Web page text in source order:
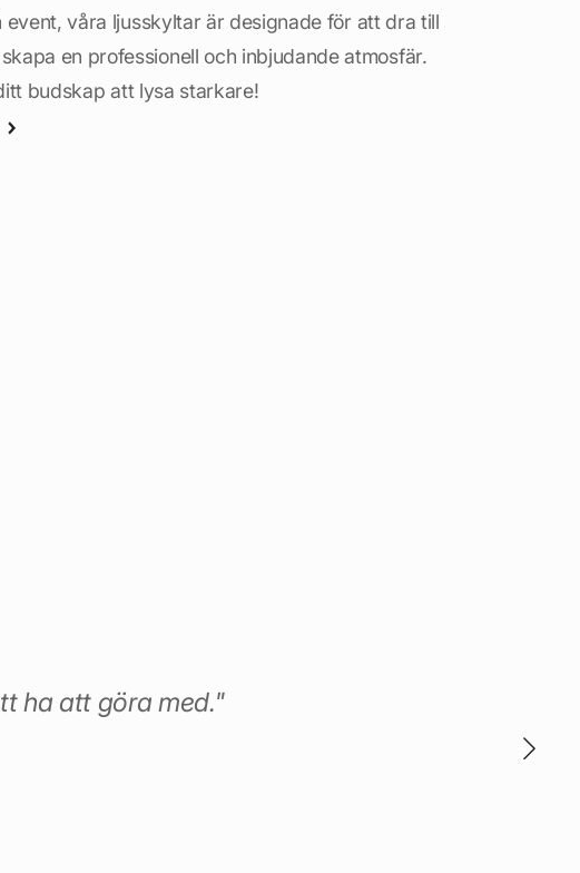
våra ljusskyltar är designade för att dra till
en professionell och inbjudande atmosfär.
budskap att lysa starkare!
ha att göra med."